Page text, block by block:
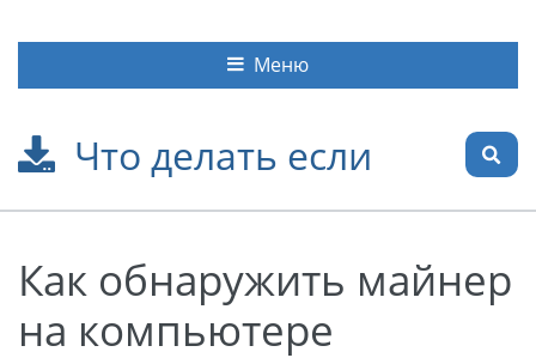
Что делать если
Меню
Как обнаружить майнер
на компьютере